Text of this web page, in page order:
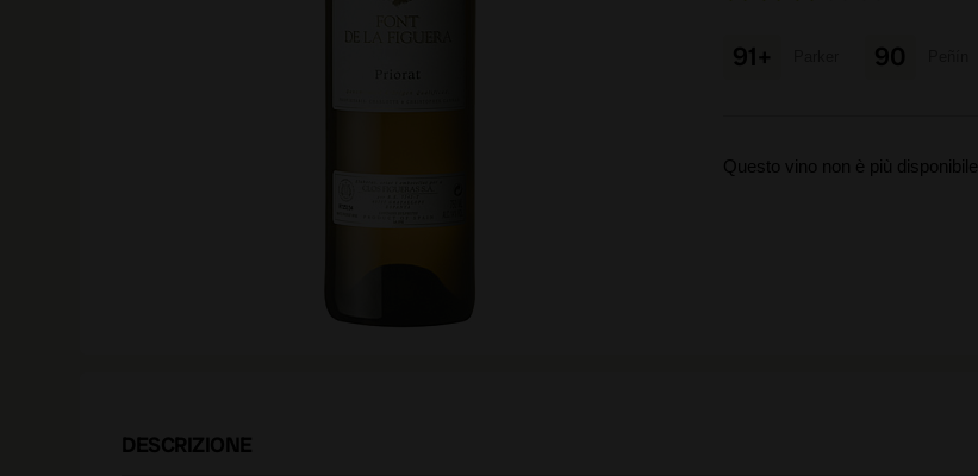
91+ 90
Questo vino non è più disponibile
DESCRIZIONE